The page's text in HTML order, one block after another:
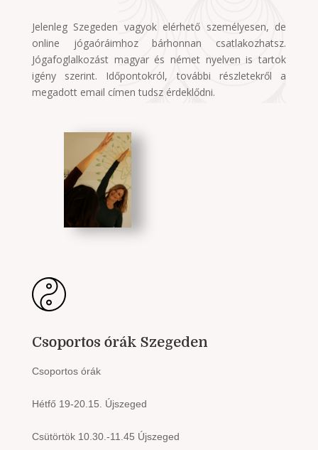
Jelenleg Szegeden vagyok elérhető személyesen, de
online jógaóráimhoz bárhonnan csatlakozhatsz.
Jógafoglalkozást magyar és német nyelven is tartok
igény szerint. Időpontokról, további részletekről a
megadott email címen tudsz érdeklődni.
Csoportos órák Szegeden
Csoportos órák
Hétfő 19-20.15. Újszeged
Csütörtök 10.30.-11.45 Újszeged